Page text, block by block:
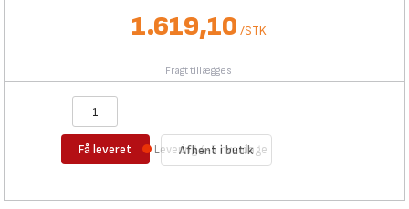
1.619,10 /STK
Fragt tillægges
Få leveret Afhent i butik
Levering 4-5 hverdage